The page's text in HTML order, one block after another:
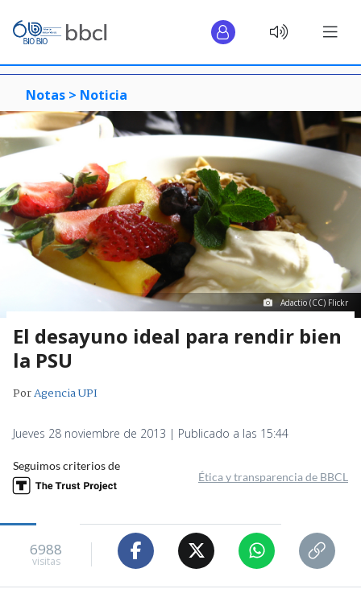
Notas > Noticia
Adactio (CC) Flickr
El desayuno ideal para rendir bien
la PSU
PorAgencia UPI
Jueves 28 noviembre de 2013 | Publicado a las 15:44
Seguimos criterios de
Ética y transparencia de BBCL
6988
visitas